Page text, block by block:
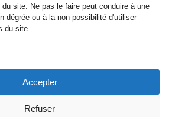
site. Ne pas le faire peut conduire à une
dégrée ou à la non possibilité d'utiliser
du site.
Accepter
Refuser